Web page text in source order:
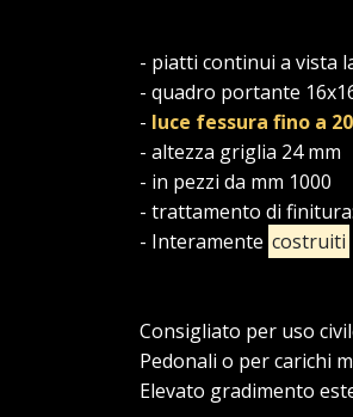
- piatti continui a vista
- quadro portante
- luce fessura fino a
- altezza griglia 24 mm
- in pezzi da mm 1000
- trattamento di
- Interamente costruiti
Consigliato per uso
Pedonali o per carichi
Elevato gradimento